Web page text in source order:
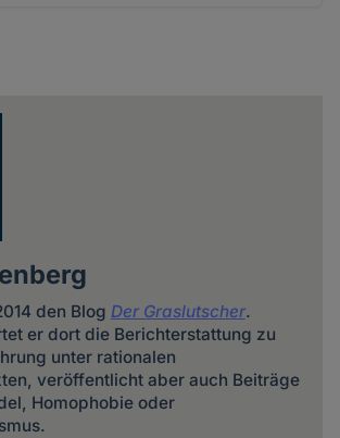
den Blog Der Graslutscher.
er dort die Berichterstattung zu
unter rationalen
veröffentlicht aber auch Beiträge
Homophobie oder